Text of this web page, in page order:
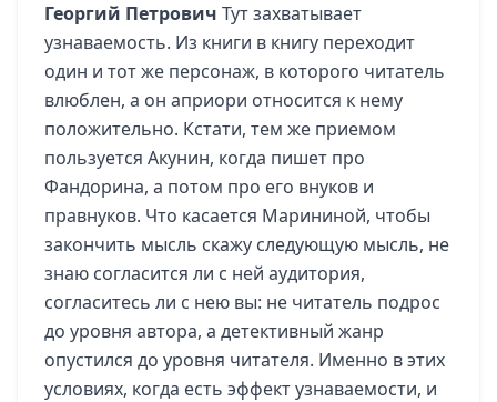
Георгий Петрович Тут захватывает
узнаваемость. Из книги в книгу переходит
один и тот же персонаж, в которого читатель
влюблен, а он априори относится к нему
положительно. Кстати, тем же приемом
пользуется Акунин, когда пишет про
Фандорина, а потом про его внуков и
правнуков. Что касается Марининой, чтобы
закончить мысль скажу следующую мысль, не
знаю согласится ли с ней аудитория,
согласитесь ли с нею вы: не читатель подрос
до уровня автора, а детективный жанр
опустился до уровня читателя. Именно в этих
условиях, когда есть эффект узнаваемости, и